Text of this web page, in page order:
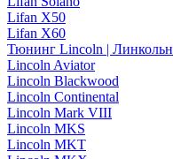
Lifan X50
Lifan X60
Тюнинг Lincoln | Линкольн
Lincoln Aviator
Lincoln Blackwood
Lincoln Continental
Lincoln Mark VIII
Lincoln MKS
Lincoln MKT